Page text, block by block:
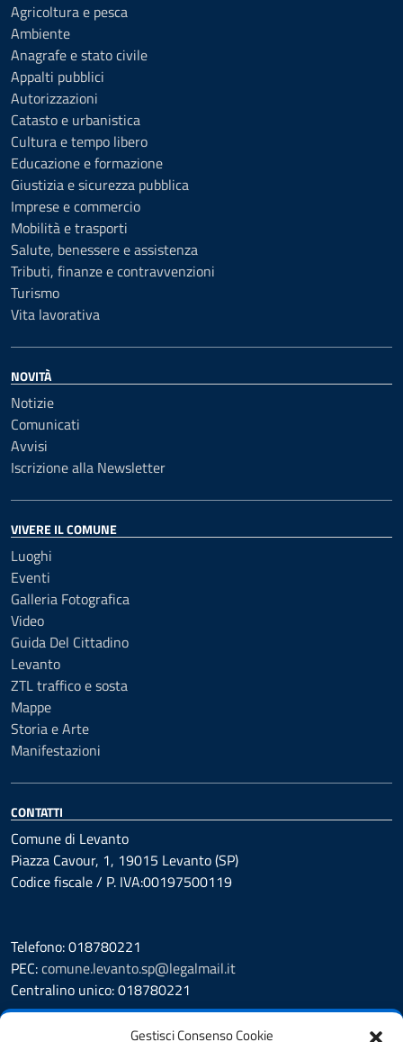
Gestisci Consenso Cookie
Agricoltura e pesca
Ambiente
Anagrafe e stato civile
Appalti pubblici
Autorizzazioni
Catasto e urbanistica
Cultura e tempo libero
Educazione e formazione
Giustizia e sicurezza pubblica
Imprese e commercio
Mobilità e trasporti
Salute, benessere e assistenza
Tributi, finanze e contravvenzioni
Turismo
Vita lavorativa
NOVITÀ
Notizie
Comunicati
Avvisi
Iscrizione alla Newsletter
VIVERE IL COMUNE
Luoghi
Eventi
Galleria Fotografica
Video
Guida Del Cittadino
Levanto
ZTL traffico e sosta
Mappe
Storia e Arte
Manifestazioni
CONTATTI
Comune di Levanto
Piazza Cavour, 1, 19015 Levanto (SP)
Codice fiscale / P. IVA:00197500119
Telefono: 018780221
PEC:comune.levanto.sp@legalmail.it
Centralino unico: 018780221